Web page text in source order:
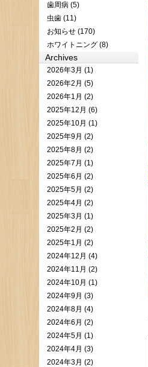
歯周病 (5)
虫歯 (11)
お知らせ (170)
ホワイトニング (8)
Archives
2026年3月 (1)
2026年2月 (5)
2026年1月 (2)
2025年12月 (6)
2025年10月 (1)
2025年9月 (2)
2025年8月 (2)
2025年7月 (1)
2025年6月 (2)
2025年5月 (2)
2025年4月 (2)
2025年3月 (1)
2025年2月 (2)
2025年1月 (2)
2024年12月 (4)
2024年11月 (2)
2024年10月 (1)
2024年9月 (3)
2024年8月 (4)
2024年6月 (2)
2024年5月 (1)
2024年4月 (3)
2024年3月 (2)